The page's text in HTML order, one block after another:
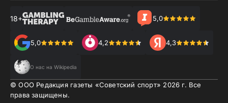
18+ 5,0
5,0 4,2 4,3
О нас на Wikipedia
© ООО Редакция газеты «Советский спорт» 2026 г. Все
права защищены.